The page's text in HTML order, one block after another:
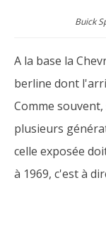
Buick
A la base la
berline dont
Comme
plusieurs
celle exposée
à 1969, c'est à